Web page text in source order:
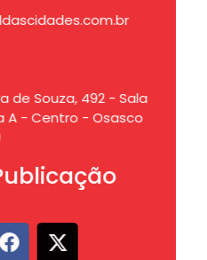
de Souza, 492 - Sala
A - Centro - Osasco